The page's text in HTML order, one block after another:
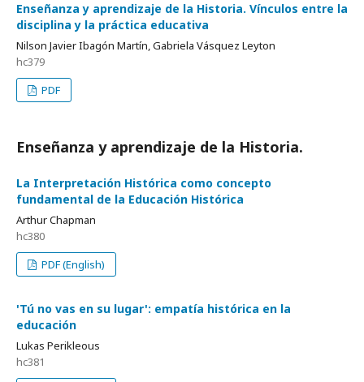
Enseñanza y aprendizaje de la Historia. Vínculos entre la
disciplina y la práctica educativa
Nilson Javier Ibagón Martín, Gabriela Vásquez Leyton
hc379
PDF
Enseñanza y aprendizaje de la Historia.
La Interpretación Histórica como concepto
fundamental de la Educación Histórica
Arthur Chapman
hc380
PDF (English)
'Tú no vas en su lugar': empatía histórica en la
educación
Lukas Perikleous
hc381